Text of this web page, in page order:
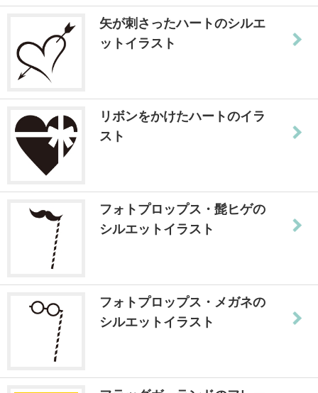
矢が刺さったハートのシルエ
ットイラスト
リボンをかけたハートのイラ
スト
フォトプロップス・髭ヒゲの
シルエットイラスト
フォトプロップス・メガネの
シルエットイラスト